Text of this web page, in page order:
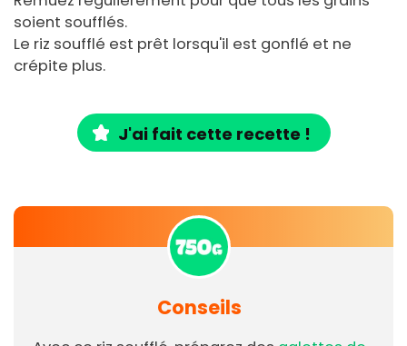
soient soufflés.
Le riz soufflé est prêt lorsqu'il est gonflé et ne
crépite plus.
J'ai fait cette recette !
Conseils